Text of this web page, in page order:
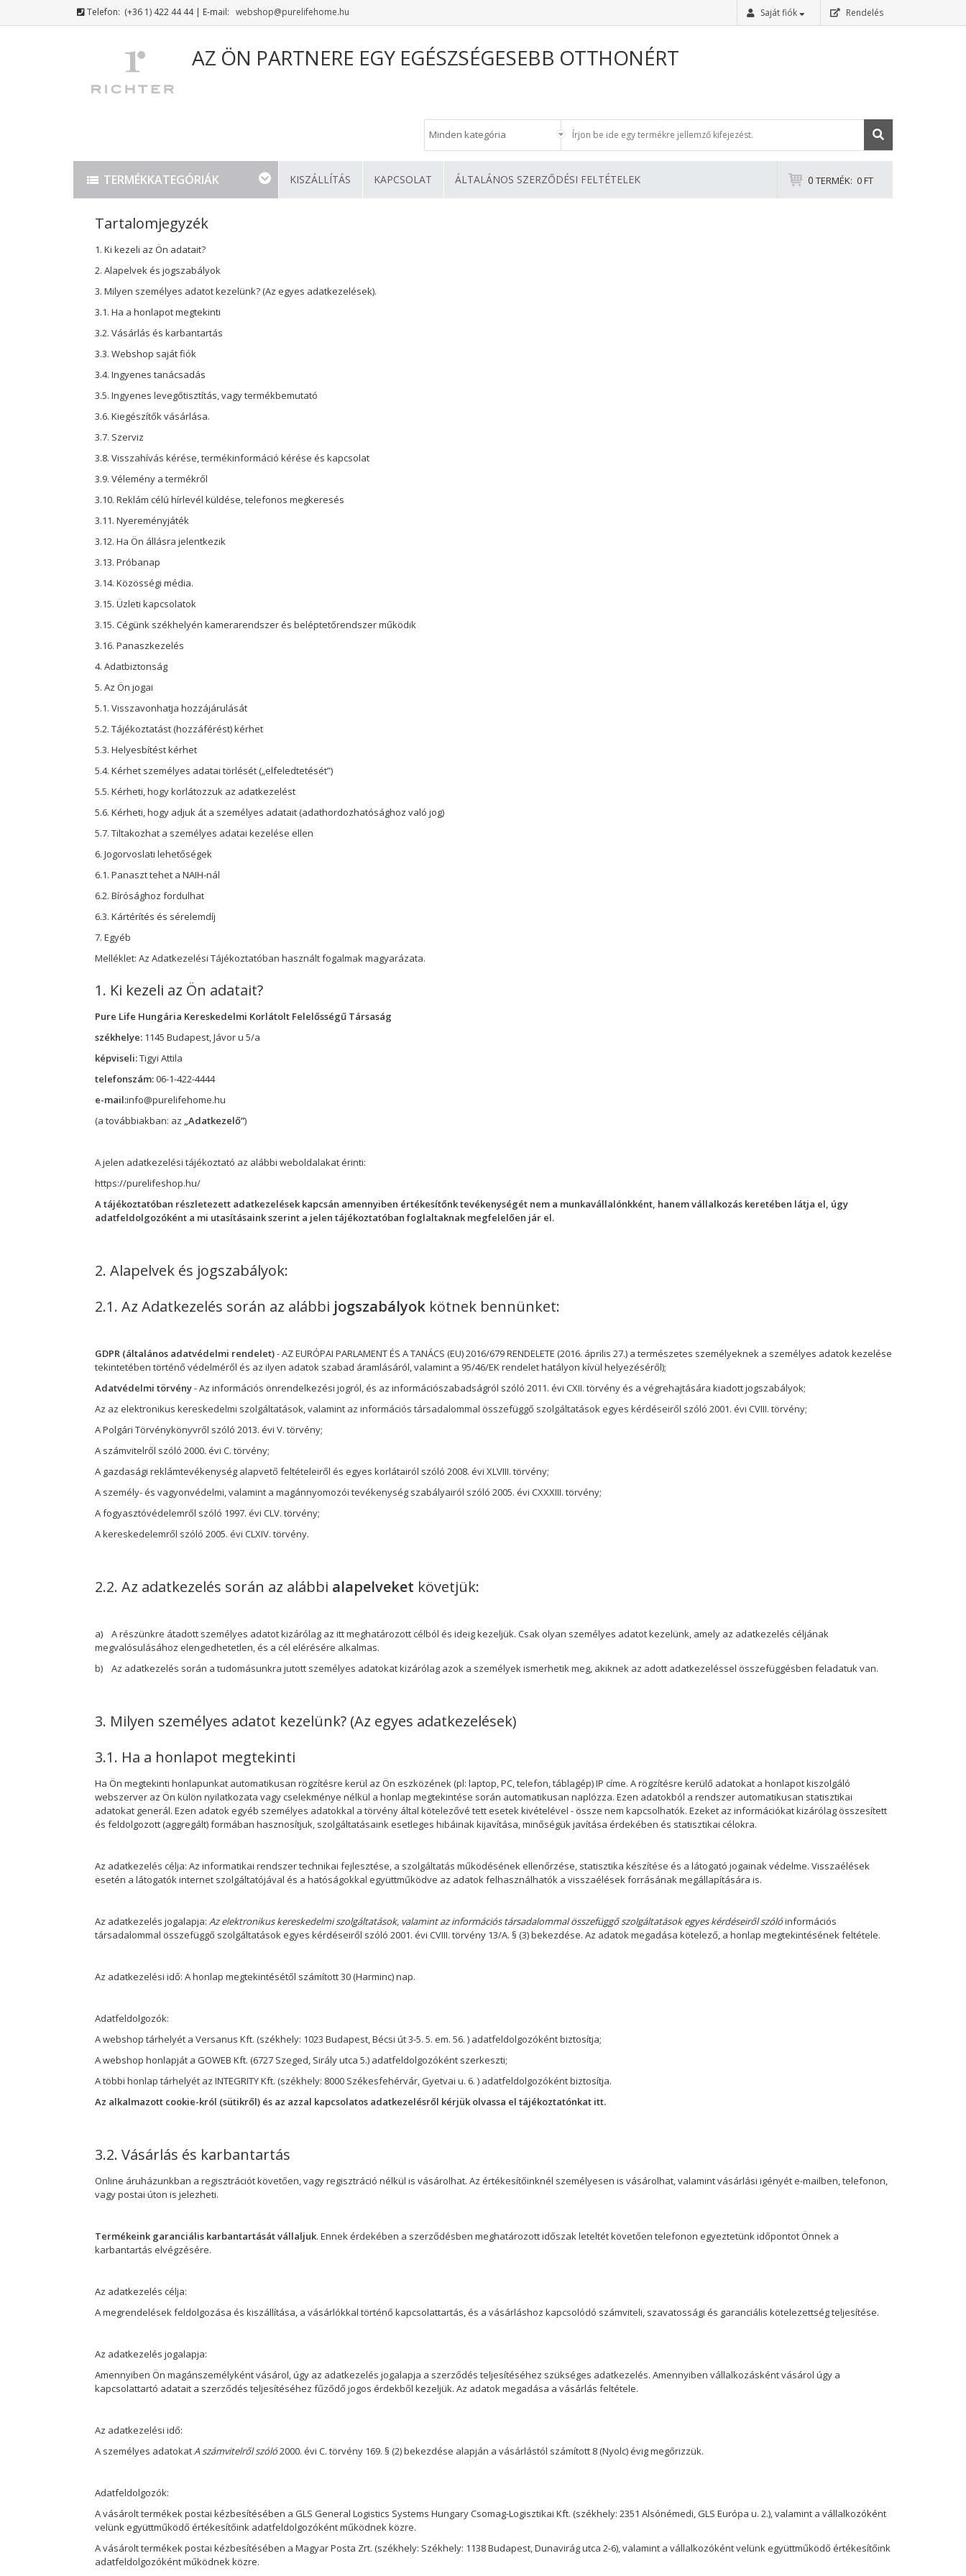
Telefon: (+36 1) 422 44 44| E-mail: webshop@purelifehome.hu Saját fiók Rendelés
AZ ÖN PARTNERE EGY EGÉSZSÉGESEBB OTTHONÉRT
TERMÉKKATEGÓRIÁK KISZÁLLÍTÁS KAPCSOLAT ÁLTALÁNOS SZERZŐDÉSI FELTÉTELEK 0 TERMÉK: 0 FT
Tartalomjegyzék
1. Ki kezeli az Ön adatait?
2. Alapelvek és jogszabályok
3. Milyen személyes adatot kezelünk? (Az egyes adatkezelések).
3.1. Ha a honlapot megtekinti
3.2. Vásárlás és karbantartás
3.3. Webshop saját fiók
3.4. Ingyenes tanácsadás
3.5. Ingyenes levegőtisztítás, vagy termékbemutató
3.6. Kiegészítők vásárlása.
3.7. Szerviz
3.8. Visszahívás kérése, termékinformáció kérése és kapcsolat
3.9. Vélemény a termékről
3.10. Reklám célú hírlevél küldése, telefonos megkeresés
3.11. Nyereményjáték
3.12. Ha Ön állásra jelentkezik
3.13. Próbanap
3.14. Közösségi média.
3.15. Üzleti kapcsolatok
3.15. Cégünk székhelyén kamerarendszer és beléptetőrendszer működik
3.16. Panaszkezelés
4. Adatbiztonság
5. Az Ön jogai
5.1. Visszavonhatja hozzájárulását
5.2. Tájékoztatást (hozzáférést) kérhet
5.3. Helyesbítést kérhet
5.4. Kérhet személyes adatai törlését („elfeledtetését”)
5.5. Kérheti, hogy korlátozzuk az adatkezelést
5.6. Kérheti, hogy adjuk át a személyes adatait (adathordozhatósághoz való jog)
5.7. Tiltakozhat a személyes adatai kezelése ellen
6. Jogorvoslati lehetőségek
6.1. Panaszt tehet a NAIH-nál
6.2. Bírósághoz fordulhat
6.3. Kártérítés és sérelemdíj
7. Egyéb
Melléklet: Az Adatkezelési Tájékoztatóban használt fogalmak magyarázata.
1. Ki kezeli az Ön adatait?
Pure Life Hungária Kereskedelmi Korlátolt Felelősségű Társaság
székhelye: 1145 Budapest, Jávor u 5/a
képviseli:Tigyi Attila
telefonszám:06-1-422-4444
e-mail:info@purelifehome.hu
(a továbbiakban: az „Adatkezelő”)
A jelen adatkezelési tájékoztató az alábbi weboldalakat érinti:
https://purelifeshop.hu/
A tájékoztatóban részletezett adatkezelések kapcsán amennyiben értékesítőnk tevékenységét nem a munkavállalónkként, hanem vállalkozás keretében látja el, úgy
adatfeldolgozóként a mi utasításaink szerint a jelen tájékoztatóban foglaltaknak megfelelően jár el.
2. Alapelvek és jogszabályok:
2.1. Az Adatkezelés során az alábbi jogszabályok kötnek bennünket:
GDPR (általános adatvédelmi rendelet)- AZ EURÓPAI PARLAMENT ÉS A TANÁCS (EU) 2016/679 RENDELETE (2016. április 27.) a természetes személyeknek a személyes adatok kezelése
tekintetében történő védelméről és az ilyen adatok szabad áramlásáról, valamint a 95/46/EK rendelet hatályon kívül helyezéséről);
Adatvédelmi törvény- Az információs önrendelkezési jogról, és az információszabadságról szóló 2011. évi CXII. törvény és a végrehajtására kiadott jogszabályok;
Az az elektronikus kereskedelmi szolgáltatások, valamint az információs társadalommal összefüggő szolgáltatások egyes kérdéseiről szóló 2001. évi CVIII. törvény;
A Polgári Törvénykönyvről szóló 2013. évi V. törvény;
A számvitelről szóló 2000. évi C. törvény;
A gazdasági reklámtevékenység alapvető feltételeiről és egyes korlátairól szóló 2008. évi XLVIII. törvény;
A személy- és vagyonvédelmi, valamint a magánnyomozói tevékenység szabályairól szóló 2005. évi CXXXIII. törvény;
A fogyasztóvédelemről szóló 1997. évi CLV. törvény;
A kereskedelemről szóló 2005. évi CLXIV. törvény.
2.2. Az adatkezelés során az alábbi alapelveket követjük:
a) A részünkre átadott személyes adatot kizárólag az itt meghatározott célból és ideig kezeljük. Csak olyan személyes adatot kezelünk, amely az adatkezelés céljának
megvalósulásához elengedhetetlen, és a cél elérésére alkalmas.
b) Az adatkezelés során a tudomásunkra jutott személyes adatokat kizárólag azok a személyek ismerhetik meg, akiknek az adott adatkezeléssel összefüggésben feladatuk van.
3. Milyen személyes adatot kezelünk? (Az egyes adatkezelések)
3.1. Ha a honlapot megtekinti
Ha Ön megtekinti honlapunkat automatikusan rögzítésre kerül az Ön eszközének (pl: laptop, PC, telefon, táblagép) IP címe. A rögzítésre kerülő adatokat a honlapot kiszolgáló
webszerver az Ön külön nyilatkozata vagy cselekménye nélkül a honlap megtekintése során automatikusan naplózza. Ezen adatokból a rendszer automatikusan statisztikai
adatokat generál. Ezen adatok egyéb személyes adatokkal a törvény által kötelezővé tett esetek kivételével - össze nem kapcsolhatók. Ezeket az információkat kizárólag összesített
és feldolgozott (aggregált) formában hasznosítjuk, szolgáltatásaink esetleges hibáinak kijavítása, minőségük javítása érdekében és statisztikai célokra.
Az adatkezelés célja: Az informatikai rendszer technikai fejlesztése, a szolgáltatás működésének ellenőrzése, statisztika készítése és a látogató jogainak védelme. Visszaélések
esetén a látogatók internet szolgáltatójával és a hatóságokkal együttműködve az adatok felhasználhatók a visszaélések forrásának megállapítására is.
Az adatkezelés jogalapja: Az elektronikus kereskedelmi szolgáltatások, valamint az információs társadalommal összefüggő szolgáltatások egyes kérdéseiről szólóinformációs
társadalommal összefüggő szolgáltatások egyes kérdéseiről szóló 2001. évi CVIII. törvény 13/A. § (3) bekezdése. Az adatok megadása kötelező, a honlap megtekintésének feltétele.
Az adatkezelési idő: A honlap megtekintésétől számított30 (Harminc)nap.
Adatfeldolgozók:
A webshop tárhelyét a Versanus Kft. (székhely: 1023 Budapest, Bécsi út 3-5. 5. em. 56. ) adatfeldolgozóként biztosítja;
A webshop honlapját a GOWEB Kft. (6727 Szeged, Sirály utca 5.) adatfeldolgozóként szerkeszti;
A többi honlap tárhelyét az INTEGRITY Kft. (székhely: 8000 Székesfehérvár, Gyetvai u. 6. ) adatfeldolgozóként biztosítja.
Az alkalmazott cookie-król (sütikről) és az azzal kapcsolatos adatkezelésről kérjük olvassa el tájékoztatónkat itt.
3.2. Vásárlás és karbantartás
Online áruházunkban a regisztrációt követően, vagy regisztráció nélkül is vásárolhat. Az értékesítőinknél személyesen is vásárolhat, valamint vásárlási igényét e-mailben, telefonon,
vagy postai úton is jelezheti.
Termékeink garanciális karbantartását vállaljuk. Ennek érdekében a szerződésben meghatározott időszak leteltét követően telefonon egyeztetünk időpontot Önnek a
karbantartás elvégzésére.
Az adatkezelés célja:
A megrendelések feldolgozása és kiszállítása, a vásárlókkal történő kapcsolattartás, és a vásárláshoz kapcsolódó számviteli, szavatossági és garanciális kötelezettség teljesítése.
Az adatkezelés jogalapja:
Amennyiben Ön magánszemélyként vásárol, úgy az adatkezelés jogalapja a szerződés teljesítéséhez szükséges adatkezelés. Amennyiben vállalkozásként vásárol úgy a
kapcsolattartó adatait a szerződés teljesítéséhez fűződő jogos érdekből kezeljük. Az adatok megadása a vásárlás feltétele.
Az adatkezelési idő:
A személyes adatokatA számvitelről szóló2000. évi C. törvény 169. § (2) bekezdése alapján a vásárlástól számított 8 (Nyolc) évig megőrizzük.
Adatfeldolgozók:
A vásárolt termékek postai kézbesítésében a GLS General Logistics Systems Hungary Csomag-Logisztikai Kft. (székhely: 2351 Alsónémedi, GLS Európa u. 2.), valamint a vállalkozóként
velünk együttműködő értékesítőink adatfeldolgozóként működnek közre.
A vásárolt termékek postai kézbesítésében a Magyar Posta Zrt. (székhely: Székhely: 1138 Budapest, Dunavirág utca 2-6), valamint a vállalkozóként velünk együttműködő értékesítőink
adatfeldolgozóként működnek közre.